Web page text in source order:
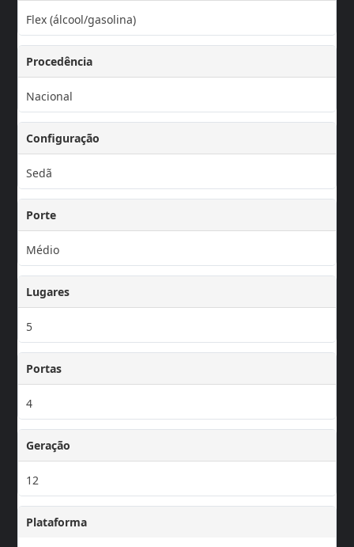
Flex (álcool/gasolina)
Procedência
Nacional
Configuração
Sedã
Porte
Médio
Lugares
5
Portas
4
Geração
12
Plataforma